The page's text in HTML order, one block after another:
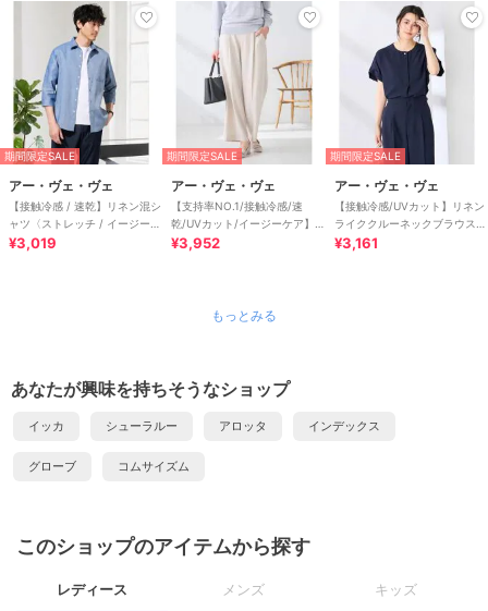
期間限定SALE
アー・ヴェ・ヴェ
【接触冷感 / 速乾】リネン混シ
ャツ〈ストレッチ / イージーケ
ア / 洗濯機で洗える〉
¥3,019
期間限定SALE
アー・ヴェ・ヴェ
【支持率NO.1/接触冷感/速
乾/UVカット/イージーケア】
スッキリ見えワイドパンツ
¥3,952
期間限定SALE
アー・ヴェ・ヴェ
【接触冷感/UVカット】リネン
ライククルーネックブラウス
【セットアップ対応/アンチピ
¥3,161
もっとみる
あなたが興味を持ちそうなショップ
イッカ シューラルー アロッタ インデックス
グローブ コムサイズム
このショップのアイテムから探す
レディース メンズ キッズ